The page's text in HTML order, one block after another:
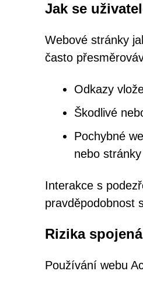
Jak se
Webové stránky
často
Odkazy
Škodlivé
Pochybné
nebo
Interakce s
pravděpodobnost
Rizika
Používání webu